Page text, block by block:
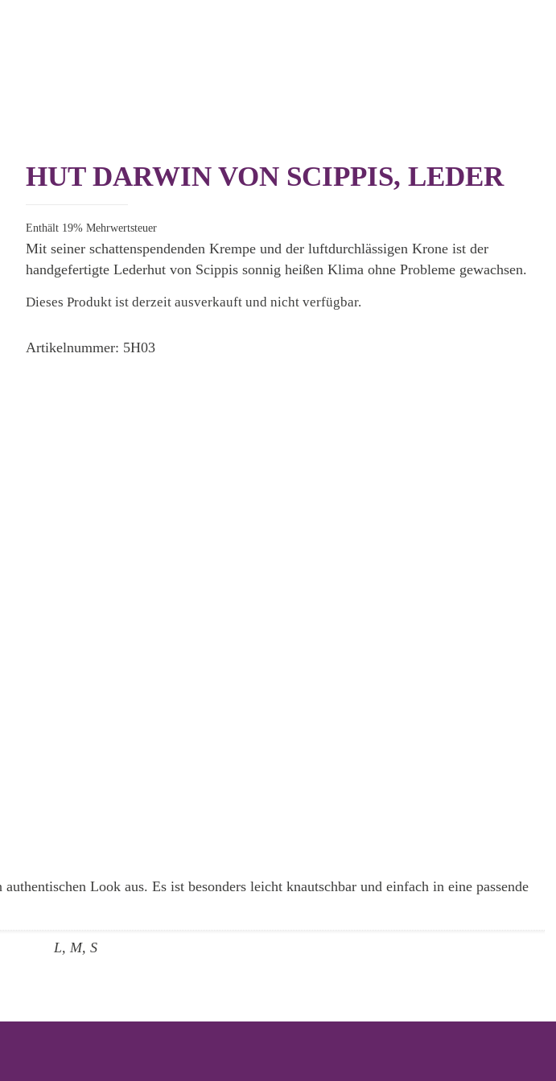
HUT DARWIN VON SCIPPIS, LEDER
Enthält 19% Mehrwertsteuer
Mit seiner schattenspendenden Krempe und der luftdurchlässigen Krone ist der
handgefertigte Lederhut von Scippis sonnig heißen Klima ohne Probleme gewachsen.
Dieses Produkt ist derzeit ausverkauft und nicht verfügbar.
Artikelnummer: 5H03
Look aus. Es ist besonders leicht knautschbar und einfach in eine passende
L, M, S